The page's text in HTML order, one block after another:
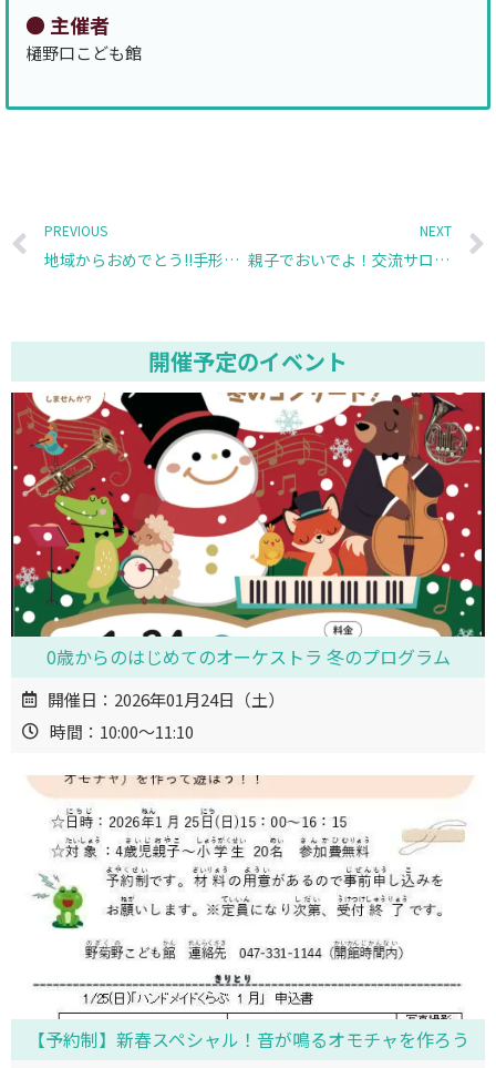
● 主催者
樋野口こども館
Prev
PREVIOUS
地域からおめでとう!!手形でおめでとうカード作り
NEXT
親子でおいでよ！交流サロン プチあんべ
開催予定のイベント
0歳からのはじめてのオーケストラ 冬のプログラム
開催日：2026年01月24日（土）
時間：10:00～11:10
【予約制】新春スペシャル！音が鳴るオモチャを作ろう